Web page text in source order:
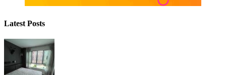
Latest Posts